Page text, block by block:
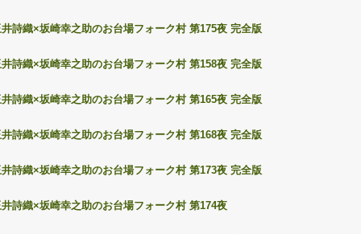
詩織×坂崎幸之助のお台場フォーク村 第175夜 完全版
詩織×坂崎幸之助のお台場フォーク村 第158夜 完全版
詩織×坂崎幸之助のお台場フォーク村 第165夜 完全版
詩織×坂崎幸之助のお台場フォーク村 第168夜 完全版
詩織×坂崎幸之助のお台場フォーク村 第173夜 完全版
詩織×坂崎幸之助のお台場フォーク村 第174夜